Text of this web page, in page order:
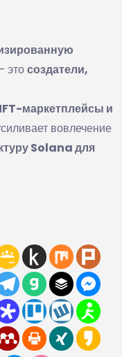
этосоздатели,
маркетплейсы и
вовлечение
Solana для